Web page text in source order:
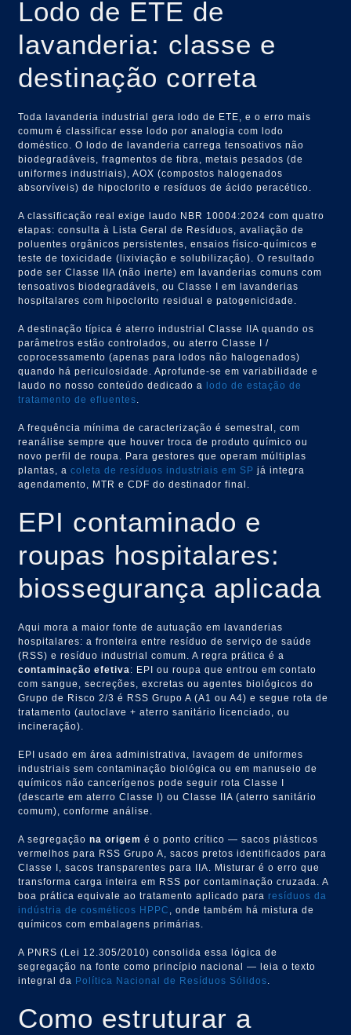
Lodo de ETE de
lavanderia: classe e
destinação correta
Toda lavanderia industrial gera lodo de ETE, e o erro mais
comum é classificar esse lodo por analogia com lodo
doméstico. O lodo de lavanderia carrega tensoativos não
biodegradáveis, fragmentos de fibra, metais pesados (de
uniformes industriais), AOX (compostos halogenados
absorvíveis) de hipoclorito e resíduos de ácido peracético.
A classificação real exige laudo NBR 10004:2024 com quatro
etapas: consulta à Lista Geral de Resíduos, avaliação de
poluentes orgânicos persistentes, ensaios físico-químicos e
teste de toxicidade (lixiviação e solubilização). O resultado
pode ser Classe IIA (não inerte) em lavanderias comuns com
tensoativos biodegradáveis, ou Classe I em lavanderias
hospitalares com hipoclorito residual e patogenicidade.
A destinação típica é aterro industrial Classe IIA quando os
parâmetros estão controlados, ou aterro Classe I /
coprocessamento (apenas para lodos não halogenados)
quando há periculosidade. Aprofunde-se em variabilidade e
laudo no nosso conteúdo dedicado a
lodo de estação de
tratamento de efluentes.
A frequência mínima de caracterização é semestral, com
reanálise sempre que houver troca de produto químico ou
novo perfil de roupa. Para gestores que operam múltiplas
plantas, acoleta de resíduos industriais em SP já integra
agendamento, MTR e CDF do destinador final.
EPI contaminado e
roupas hospitalares:
biossegurança aplicada
Aqui mora a maior fonte de autuação em lavanderias
hospitalares: a fronteira entre resíduo de serviço de saúde
(RSS) e resíduo industrial comum. A regra prática é a
contaminação efetiva: EPI ou roupa que entrou em contato
com sangue, secreções, excretas ou agentes biológicos do
Grupo de Risco 2/3 é RSS Grupo A (A1 ou A4) e segue rota de
tratamento (autoclave + aterro sanitário licenciado, ou
incineração).
EPI usado em área administrativa, lavagem de uniformes
industriais sem contaminação biológica ou em manuseio de
químicos não cancerígenos pode seguir rota Classe I
(descarte em aterro Classe I) ou Classe IIA (aterro sanitário
comum), conforme análise.
A segregaçãona origem é o ponto crítico — sacos plásticos
vermelhos para RSS Grupo A, sacos pretos identificados para
Classe I, sacos transparentes para IIA. Misturar é o erro que
transforma carga inteira em RSS por contaminação cruzada. A
boa prática equivale ao tratamento aplicado para resíduos da
indústria de cosméticos HPPC , onde também há mistura de
químicos com embalagens primárias.
A PNRS (Lei 12.305/2010) consolida essa lógica de
segregação na fonte como princípio nacional — leia o texto
integral da Política Nacional de Resíduos Sólidos.
Como estruturar a